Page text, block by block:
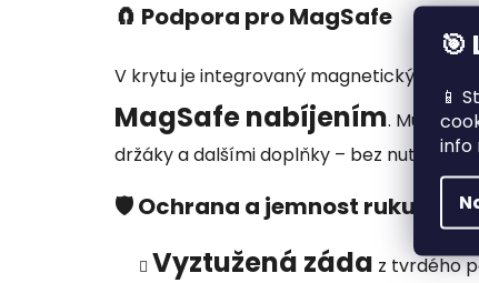
📱
info
🧲 Podpora pro MagSafe
V krytu je integrovaný magnetický
MagSafe nabíjením. Můžete
držáky a dalšími doplňky – bez nutnosti
🛡 Ochrana a jemnost ruku v
Vyztužená záda z tvrdého